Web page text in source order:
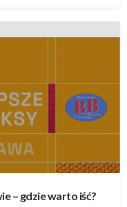
– gdzie warto iść?